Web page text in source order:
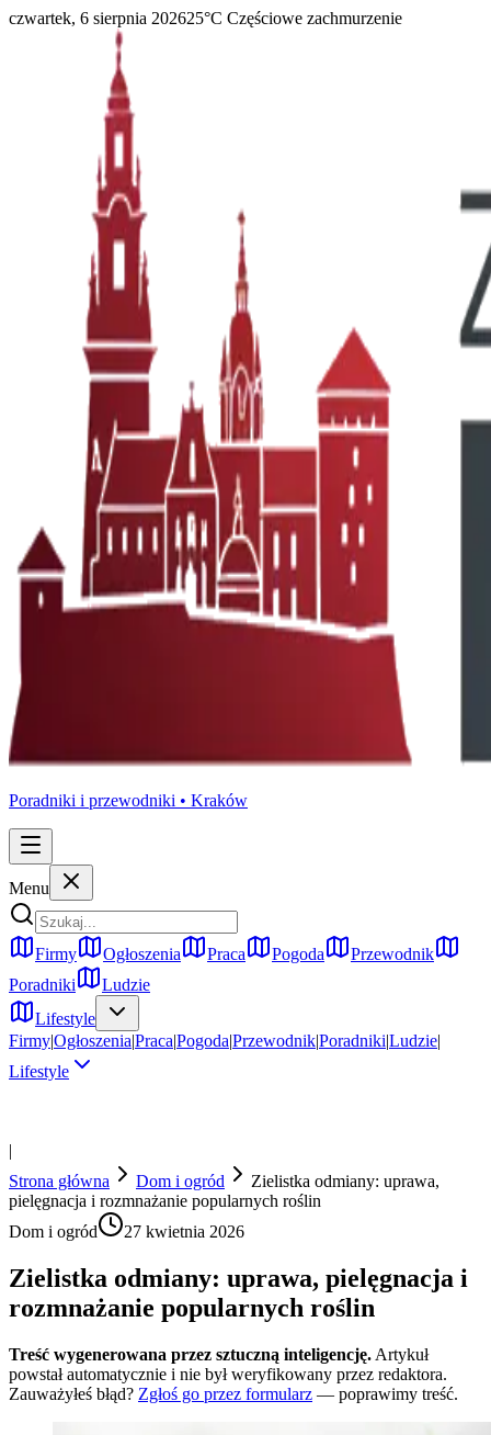
czwartek, 6 sierpnia 202625°C Częściowe zachmurzenie
Poradniki i przewodniki • Kraków
Menu
Firmy Ogłoszenia Praca Pogoda
Przewodnik
Poradniki
Ludzie
Lifestyle
Firmy|Ogłoszenia|Praca|Pogoda|Przewodnik|Poradniki|Ludzie|
Lifestyle
|
Strona główna
Dom i ogród
Zielistka odmiany: uprawa,
pielęgnacja i rozmnażanie popularnych roślin
Dom i ogród
27 kwietnia 2026
Zielistka odmiany: uprawa, pielęgnacja i
rozmnażanie popularnych roślin
Treść wygenerowana przez sztuczną inteligencję. Artykuł
powstał automatycznie i nie był weryfikowany przez redaktora.
Zauważyłeś błąd? Zgłoś go przez formularz — poprawimy treść.